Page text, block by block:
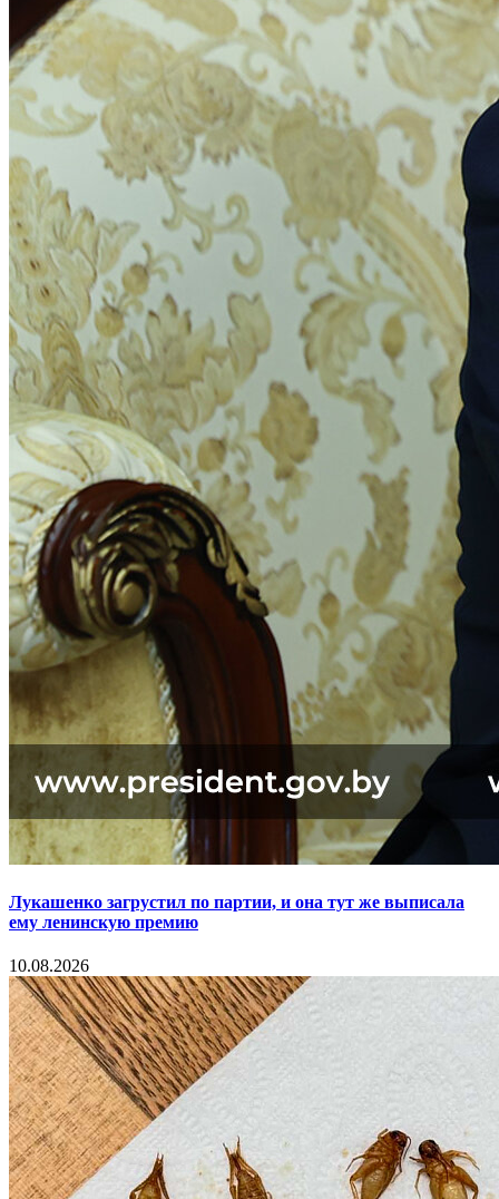
Лукашенко загрустил по партии, и она тут же выписала
ему ленинскую премию
10.08.2026